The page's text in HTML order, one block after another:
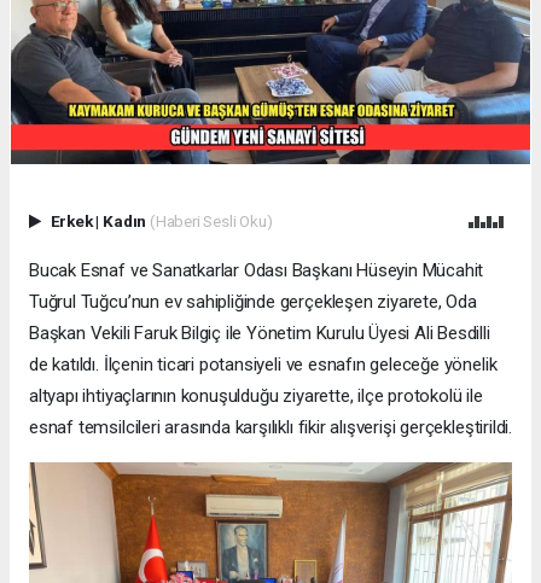
Erkek| Kadın (Haberi Sesli Oku)
Bucak Esnaf ve Sanatkarlar Odası Başkanı Hüseyin Mücahit
Tuğrul Tuğcu’nun ev sahipliğinde gerçekleşen ziyarete, Oda
Başkan Vekili Faruk Bilgiç ile Yönetim Kurulu Üyesi Ali Besdilli
de katıldı. İlçenin ticari potansiyeli ve esnafın geleceğe yönelik
altyapı ihtiyaçlarının konuşulduğu ziyarette, ilçe protokolü ile
esnaf temsilcileri arasında karşılıklı fikir alışverişi gerçekleştirildi.